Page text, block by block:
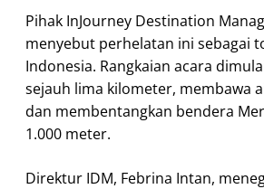
Pihak InJourney Destination
menyebut perhelatan ini sebagai
Indonesia. Rangkaian acara
sejauh lima kilometer, membawa
dan membentangkan bendera
1.000 meter.
Direktur IDM, Febrina Intan,